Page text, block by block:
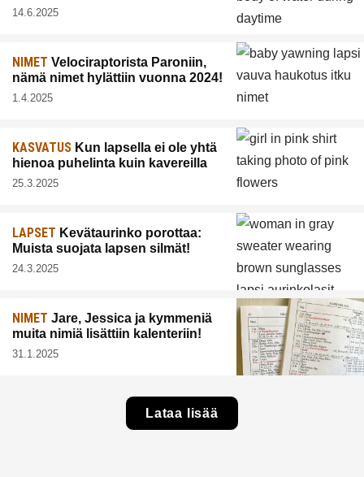
14.6.2025
NIMET Velociraptorista Paroniin,
nämä nimet hylättiin vuonna 2024!
1.4.2025
KASVATUS Kun lapsella ei ole yhtä
hienoa puhelinta kuin kavereilla
25.3.2025
LAPSET Kevätaurinko porottaa:
Muista suojata lapsen silmät!
24.3.2025
NIMET Jare, Jessica ja kymmeniä
muita nimiä lisättiin kalenteriin!
31.1.2025
Lataa lisää